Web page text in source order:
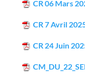
CR 06 Mars
CR 7 Avril
CR 24 Juin